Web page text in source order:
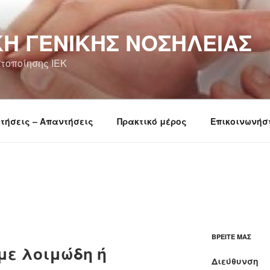
ΓΕΝΙΚΉΣ ΝΟΣΗΛΕΊΑΣ
ΙΕΚ
– Απαντήσεις Πρακτικό μέρος
λοιμώδη ή
ΒΡΕΊΤΕ ΜΑΣ
Διεύθυνση